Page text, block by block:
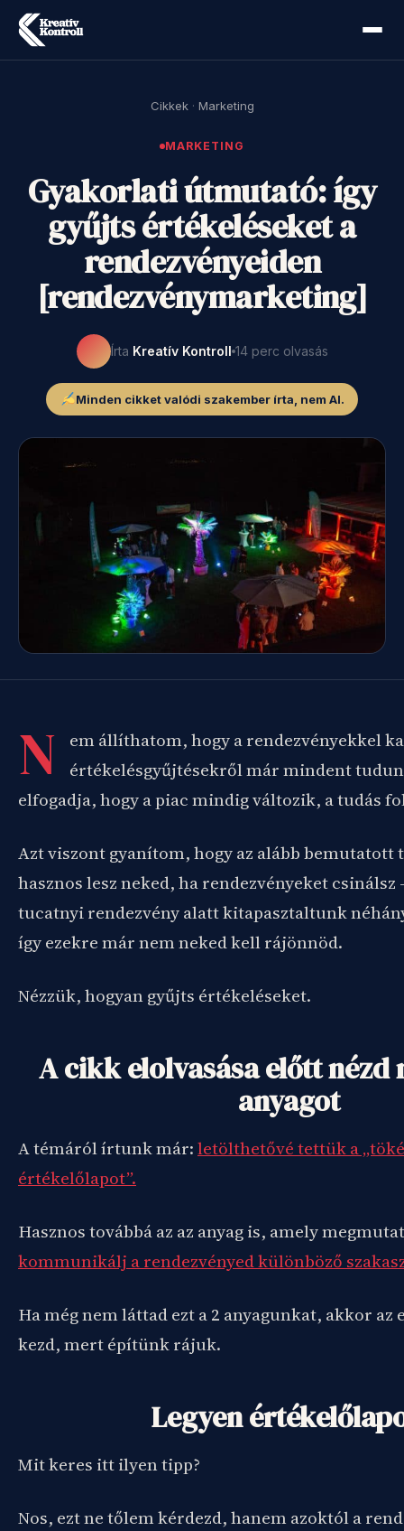
Cikkek · Marketing
MARKETING
Gyakorlati útmutató: így
gyűjts értékeléseket a
rendezvényeiden
[rendezvénymarketing]
Írta Kreatív Kontroll 14 perc olvasás
Minden cikket valódi szakember írta, nem AI.
N
em állíthatom, hogy a rendezvényekkel
értékelésgyűjtésekről már mindent
elfogadja, hogy a piac mindig változik, a tudás
Azt viszont gyanítom, hogy az alább bemutatott
hasznos lesz neked, ha rendezvényeket csinálsz
tucatnyi rendezvény alatt kitapasztaltunk
így ezekre már nem neked kell rájönnöd.
Nézzük, hogyan gyűjts értékeléseket.
A cikk elolvasása előtt nézd
anyagot
A témáról írtunk már:letölthetővé tettük a
értékelőlapot”.
Hasznos továbbá az az anyag is, amely
kommunikálj a rendezvényed különböző
Ha még nem láttad ezt a 2 anyagunkat, akkor az
kezd, mert építünk rájuk.
Legyen
Mit keres itt ilyen tipp?
Nos, ezt ne tőlem kérdezd, hanem azoktól a